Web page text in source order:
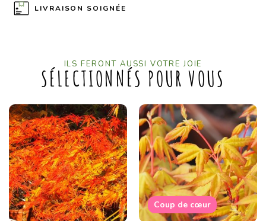
LIVRAISON SOIGNÉE
ILS FERONT AUSSI VOTRE JOIE
SÉLECTIONNÉS POUR VOUS
Coup de cœur